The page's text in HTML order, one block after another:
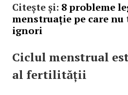
Citește și: 8 probleme
menstruație pe care nu
ignori
Ciclul menstrual
al fertilității